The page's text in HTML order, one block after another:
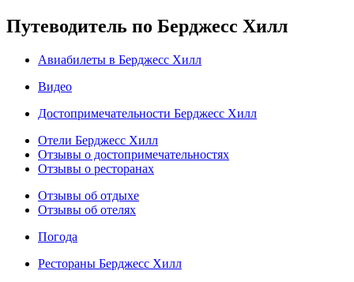
Путеводитель по Берджесс Хилл
Авиабилеты в Берджесс Хилл
Видео
Достопримечательности Берджесс Хилл
Отели Берджесс Хилл
Отзывы о достопримечательностях
Отзывы о ресторанах
Отзывы об отдыхе
Отзывы об отелях
Погода
Рестораны Берджесс Хилл